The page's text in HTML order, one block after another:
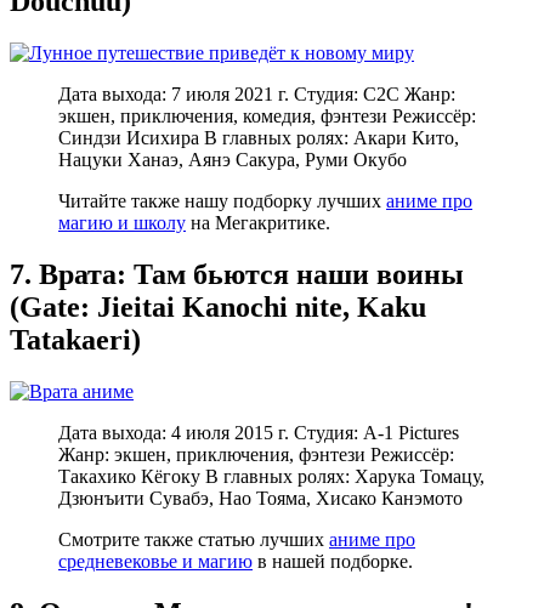
Дата выхода: 7 июля 2021 г. Студия: C2C Жанр:
экшен, приключения, комедия, фэнтези Режиссёр:
Синдзи Исихира В главных ролях: Акари Кито,
Нацуки Ханаэ, Аянэ Сакура, Руми Окубо
Читайте также нашу подборку лучших аниме про
магию и школу на Мегакритике.
7. Врата: Там бьются наши воины
(Gate: Jieitai Kanochi nite, Kaku
Tatakaeri)
Дата выхода: 4 июля 2015 г. Студия: A-1 Pictures
Жанр: экшен, приключения, фэнтези Режиссёр:
Такахико Кёгоку В главных ролях: Харука Томацу,
Дзюнъити Сувабэ, Нао Тояма, Хисако Канэмото
Смотрите также статью лучших аниме про
средневековье и магию в нашей подборке.